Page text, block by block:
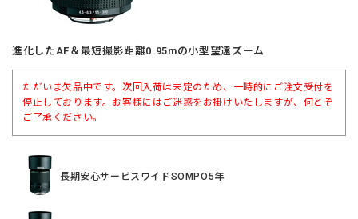
進化したAF＆最短撮影距離0.95mの小型望遠ズーム
ただいま欠品中です。次回入荷は未定のため、一時的にご注文受付を
停止しております。お客様にはご迷惑をお掛けいたしますが、何とぞ
ご了承ください。
長期安心サービスワイドSOMPO5年